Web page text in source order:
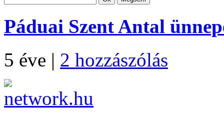
Páduai Szent Antal
5 éve | 2 hozzászólás